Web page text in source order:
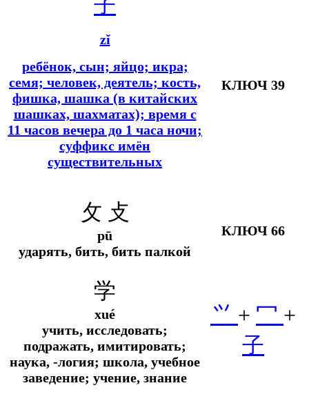
zǐ
ребёнок, сын; яйцо; икра;
семя; человек, деятель; кость,
фишка, шашка (в китайских
шашках, шахматах); время с
11 часов вечера до 1 часа ночи;
суффикс имён
существительных
КЛЮЧ 39
攵 攴
pū
ударять, бить, бить палкой
КЛЮЧ 66
学
xué
учить, исследовать;
подражать, имитировать;
наука, -логия; школа, учебное
заведение; учение, знание
⺍ + 冖 +
子